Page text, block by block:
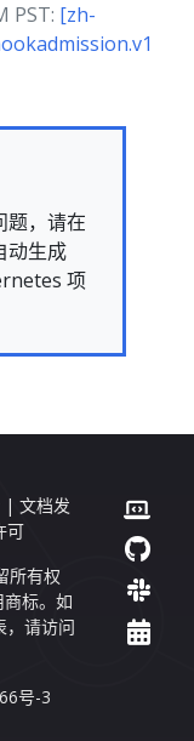
PST: [zh-
题，请在
动生成
项
| 文档发
可
所有权
标。如
，请访问
号-3